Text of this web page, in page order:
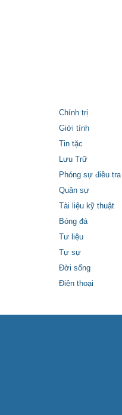
Chính trị
Giới tính
Tin tặc
Lưu Trữ
Phóng sự điều tra
Quân sự
Tài liệu kỹ thuật
Bóng đá
Tư liệu
Tự sự
Đời sống
Điện thoại